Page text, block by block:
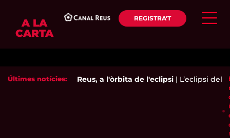
A LA
CARTA
REGISTRA'T
Últimes notícies: Reus, a l'òrbita de l'eclipsi| L’eclipsi del